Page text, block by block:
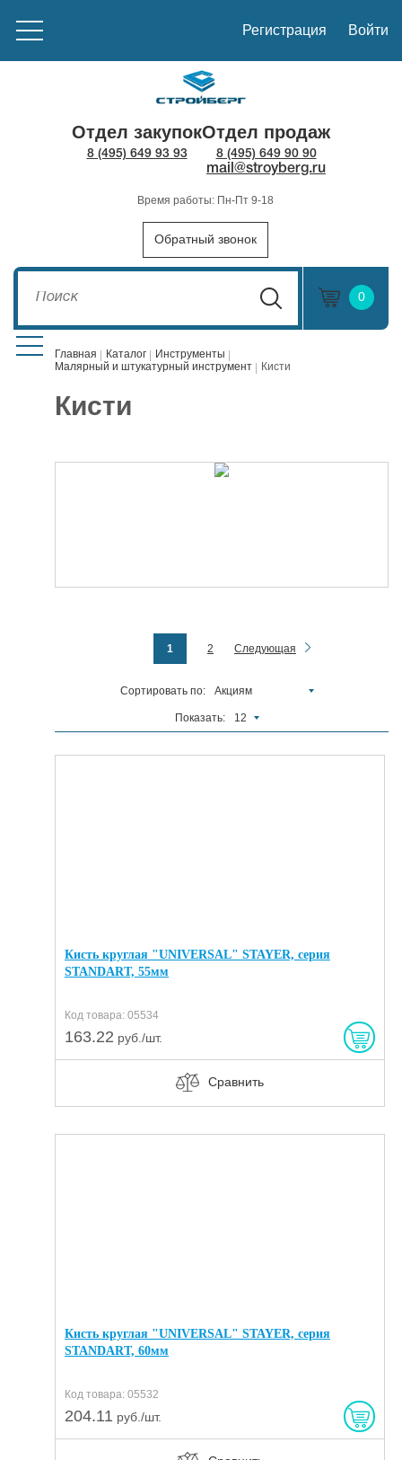
Регистрация Войти
Отдел закупок
8 (495) 649 93 93
Отдел продаж
8 (495) 649 90 90
mail@stroyberg.ru
Время работы: Пн-Пт 9-18
Обратный звонок
0
и Пожарное
196
Главная Каталог
Инструменты
Малярный и штукатурный инструмент
Кисти
Кисти
1 2 Следующая
Сортировать по: Акциям
Показать: 12
Кисть круглая "UNIVERSAL" STAYER, серия
STANDART, 55мм
Код товара: 05534
163.22 руб./шт.
Сравнить
Кисть круглая "UNIVERSAL" STAYER, серия
STANDART, 60мм
Код товара: 05532
204.11 руб./шт.